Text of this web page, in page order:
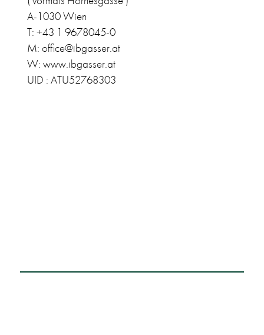
A-1030 Wien
T: +43 1 9678045-0
M: office@ibgasser.at
W: www.ibgasser.at
UID : ATU52768303